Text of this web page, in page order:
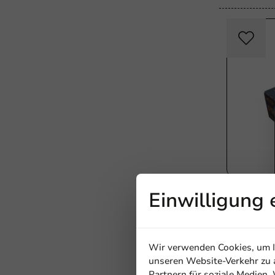
11,35 €
Einwilligung
Wir verwenden Cookies,
unseren Website-Verkehr